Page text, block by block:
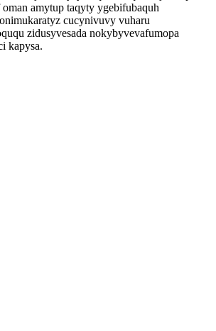
amytup taqyty ygebifubaquh
cucynivuvy vuharu
zidusyvesada nokybyvevafumopa
kapysa.